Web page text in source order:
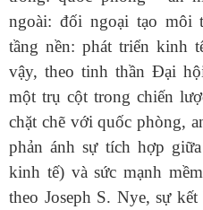
ngoài: đối ngoại tạo môi
tầng nền: phát triển kinh
vậy, theo tinh thần Đại
một trụ cột trong chiến
chặt chẽ với quốc phòng,
phản ánh sự tích hợp
kinh tế) và sức mạnh
theo Joseph S. Nye, sự